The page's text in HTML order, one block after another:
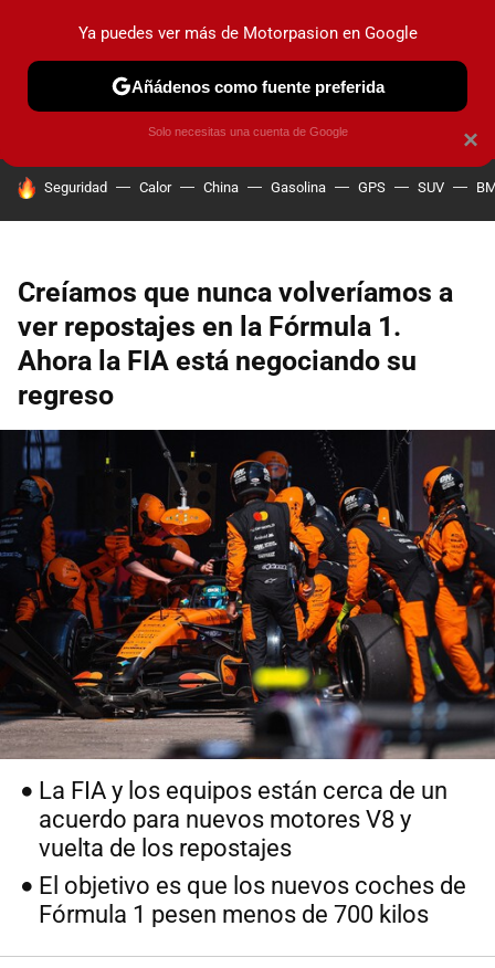
PRUEBAS COCHES ELÉCTRICOS OBSERVATORIO
HOY SE HABLA DE
Seguridad Calor China Gasolina GPS SUV
Creíamos que nunca volveríamos a
ver repostajes en la Fórmula 1.
Ahora la FIA está negociando su
regreso
La FIA y los equipos están cerca de un
acuerdo para nuevos motores V8 y
vuelta de los repostajes
El objetivo es que los nuevos coches de
Fórmula 1 pesen menos de 700 kilos
×
Ya puedes ver más de Motorpasion en Google
Añádenos como fuente preferida
Solo necesitas una cuenta de Google